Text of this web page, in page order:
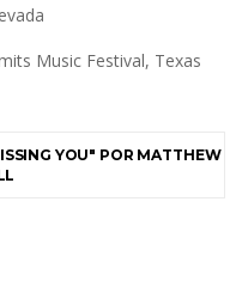
Music Festival, Texas
YOU" POR MATTHEW